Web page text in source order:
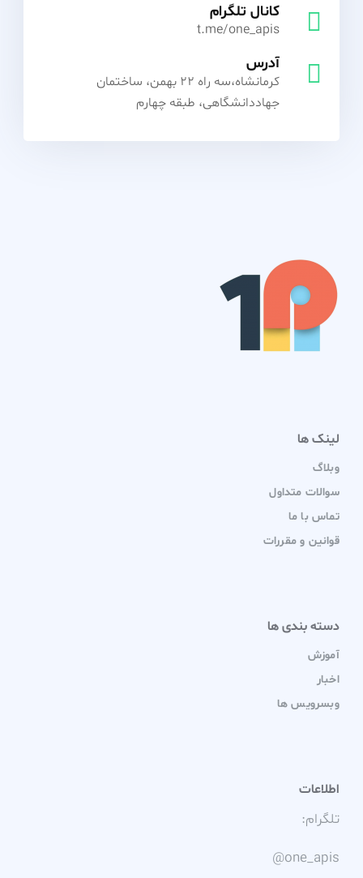
کانال تلگرام
t.me/one_apis
آدرس
کرمانشاه،سه راه 22 بهمن، ساختمان
جهاددانشگاهی، طبقه چهارم
لینک ها
وبلاگ
سوالات متداول
تماس با ما
قوانین و مقررات
دسته بندی ها
آموزش
اخبار
وبسرویس ها
اطلاعات
تلگرام:
@one_apis